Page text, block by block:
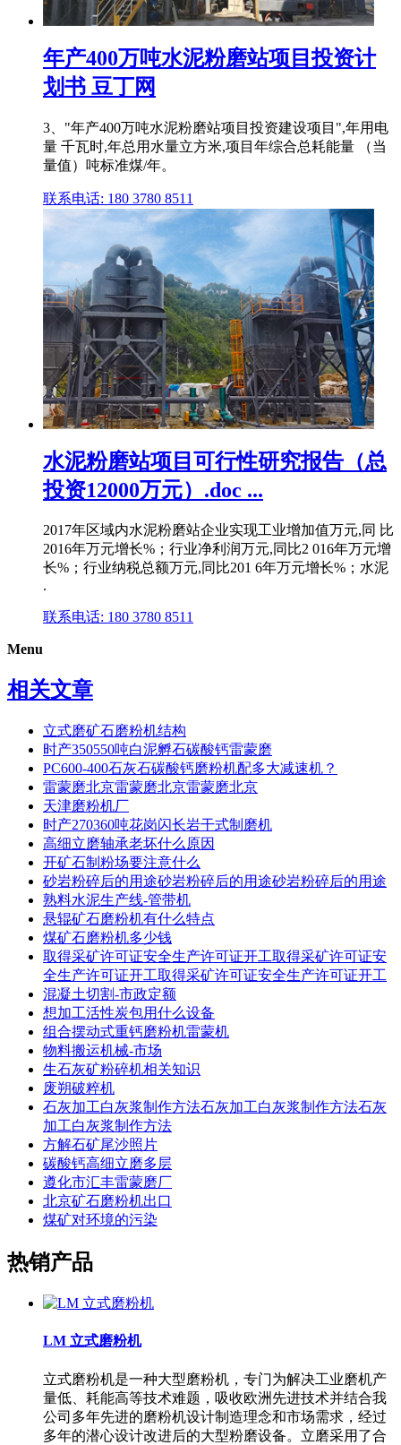
年产400万吨水泥粉磨站项目投资计
划书 豆丁网
3、"年产400万吨水泥粉磨站项目投资建设项目",年用电
量 千瓦时,年总用水量立方米,项目年综合总耗能量 （当
量值）吨标准煤/年。
联系电话: 180 3780 8511
水泥粉磨站项目可行性研究报告（总
投资12000万元）.doc ...
2017年区域内水泥粉磨站企业实现工业增加值万元,同 比
2016年万元增长%；行业净利润万元,同比2 016年万元增
长%；行业纳税总额万元,同比201 6年万元增长%；水泥
.
联系电话: 180 3780 8511
Menu
相关文章
立式磨矿石磨粉机结构
时产350550吨白泥孵石碳酸钙雷蒙磨
PC600-400石灰石碳酸钙磨粉机配多大减速机？
雷蒙磨北京雷蒙磨北京雷蒙磨北京
天津磨粉机厂
时产270360吨花岗闪长岩干式制磨机
高细立磨轴承老坏什么原因
开矿石制粉场要注意什么
砂岩粉碎后的用途砂岩粉碎后的用途砂岩粉碎后的用途
熟料水泥生产线-管带机
悬辊矿石磨粉机有什么特点
煤矿石磨粉机多少钱
取得采矿许可证安全生产许可证开工取得采矿许可证安
全生产许可证开工取得采矿许可证安全生产许可证开工
混凝土切割-市政定额
想加工活性炭包用什么设备
组合摆动式重钙磨粉机雷蒙机
物料搬运机械-市场
生石灰矿粉碎机相关知识
废朔破粹机
石灰加工白灰浆制作方法石灰加工白灰浆制作方法石灰
加工白灰浆制作方法
方解石矿尾沙照片
碳酸钙高细立磨多层
遵化市汇丰雷蒙磨厂
北京矿石磨粉机出口
煤矿对环境的污染
热销产品
LM 立式磨粉机
立式磨粉机是一种大型磨粉机，专门为解决工业磨机产
量低、耗能高等技术难题，吸收欧洲先进技术并结合我
公司多年先进的磨粉机设计制造理念和市场需求，经过
多年的潜心设计改进后的大型粉磨设备。立磨采用了合